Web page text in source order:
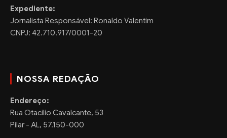
Expediente:
Jornalista Responsável: Ronaldo Valentim
CNPJ: 42.710.917/0001-20
NOSSA REDAÇÃO
Endereço:
Rua Otacilio Cavalcante, 53
Pilar - AL, 57.150-000